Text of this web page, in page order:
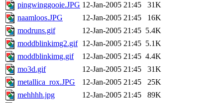
pingwinggooie.JPG 12-Jan-2005 21:45
31K
naamloos.JPG
12-Jan-2005 21:45
16K
modruns.gif
12-Jan-2005 21:45 5.4K
moddblinkimg2.gif 12-Jan-2005 21:45 5.1K
moddblinkimg.gif
12-Jan-2005 21:45 4.4K
mo3d.gif
12-Jan-2005 21:45
31K
metallica_rox.JPG
12-Jan-2005 21:45
25K
mehhhh.jpg
12-Jan-2005 21:45
89K